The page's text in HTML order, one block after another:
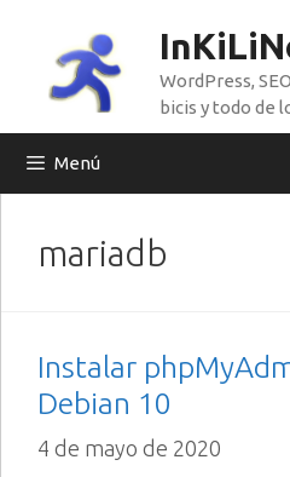
contenido
WordPress,
bicis y todo de
Menú
mariadb
Instalar
Debian 10
4 de mayo de 2020